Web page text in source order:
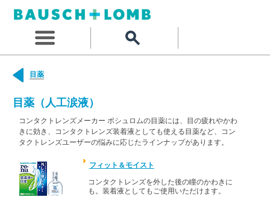
目薬
目薬（人工涙液）
コンタクトレンズメーカー ボシュロムの目薬には、目の疲れやかわ
きに効き、コンタクトレンズ装着液としても使える目薬など、コン
タクトレンズユーザーの悩みに応じたラインナップがあります。
フィット＆モイスト
コンタクトレンズを外した後の瞳のかわきに
も。装着液としてもご使用いただけます。